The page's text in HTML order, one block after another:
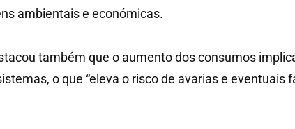
ambientais e económicas.
também que o aumento dos consumos
o que “eleva o risco de avarias e eventuais